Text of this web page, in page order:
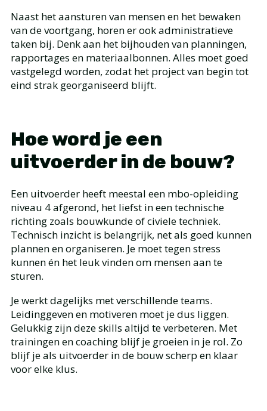
Naast het aansturen van mensen en het bewaken
van de voortgang, horen er ook administratieve
taken bij. Denk aan het bijhouden van planningen,
rapportages en materiaalbonnen. Alles moet goed
vastgelegd worden, zodat het project van begin tot
eind strak georganiseerd blijft.
Hoe word je een
uitvoerder in de bouw?
Een uitvoerder heeft meestal een mbo-opleiding
niveau 4 afgerond, het liefst in een technische
richting zoals bouwkunde of civiele techniek.
Technisch inzicht is belangrijk, net als goed kunnen
plannen en organiseren. Je moet tegen stress
kunnen én het leuk vinden om mensen aan te
sturen.
Je werkt dagelijks met verschillende teams.
Leidinggeven en motiveren moet je dus liggen.
Gelukkig zijn deze skills altijd te verbeteren. Met
trainingen en coaching blijf je groeien in je rol. Zo
blijf je als uitvoerder in de bouw scherp en klaar
voor elke klus.